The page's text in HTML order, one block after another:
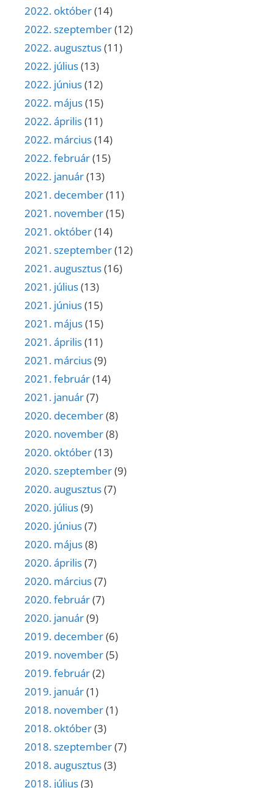
2022. október(14)
2022. szeptember(12)
2022. augusztus(11)
2022. július(13)
2022. június(12)
2022. május(15)
2022. április(11)
2022. március(14)
2022. február(15)
2022. január(13)
2021. december(11)
2021. november(15)
2021. október(14)
2021. szeptember(12)
2021. augusztus(16)
2021. július(13)
2021. június(15)
2021. május(15)
2021. április(11)
2021. március(9)
2021. február(14)
2021. január(7)
2020. december(8)
2020. november(8)
2020. október(13)
2020. szeptember(9)
2020. augusztus(7)
2020. július(9)
2020. június(7)
2020. május(8)
2020. április(7)
2020. március(7)
2020. február(7)
2020. január(9)
2019. december(6)
2019. november(5)
2019. február(2)
2019. január(1)
2018. november(1)
2018. október(3)
2018. szeptember(7)
2018. augusztus(3)
2018. július(3)